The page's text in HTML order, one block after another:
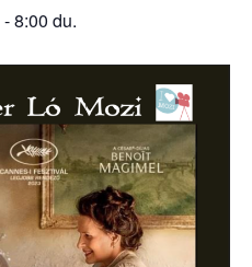
-8:00 du.